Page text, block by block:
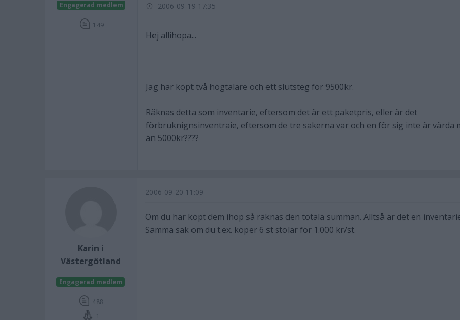
Engagerad medlem
149
2006-09-19 17:35
Hej allihopa...
Jag har köpt två högtalare och ett slutsteg för 9500kr.
Räknas detta som inventarie, eftersom det är ett paketpris, eller är det
förbruknignsinventraie, eftersom de tre sakerna var och en för sig inte är värda
än 5000kr????
Karin i
Västergötland
Engagerad medlem
488
1
2006-09-20 11:09
Om du har köpt dem ihop så räknas den totala summan. Alltså är det en
Samma sak om du t.ex. köper 6 st stolar för 1.000 kr/st.